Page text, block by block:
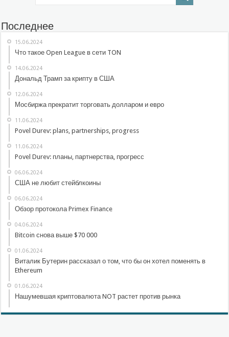
Последнее
15.06.2024
Что такое Open League в сети TON
14.06.2024
Дональд Трамп за крипту в США
12.06.2024
Мосбиржа прекратит торговать долларом и евро
11.06.2024
Povel Durev: plans, partnerships, progress
11.06.2024
Povel Durev: планы, партнерства, прогресс
06.06.2024
США не любит стейблкоины
06.06.2024
Обзор протокола Primex Finance
04.06.2024
Bitcoin снова выше $70 000
01.06.2024
Виталик Бутерин рассказал о том, что бы он хотел поменять в
Ethereum
01.06.2024
Нашумевшая криптовалюта NOT растет против рынка